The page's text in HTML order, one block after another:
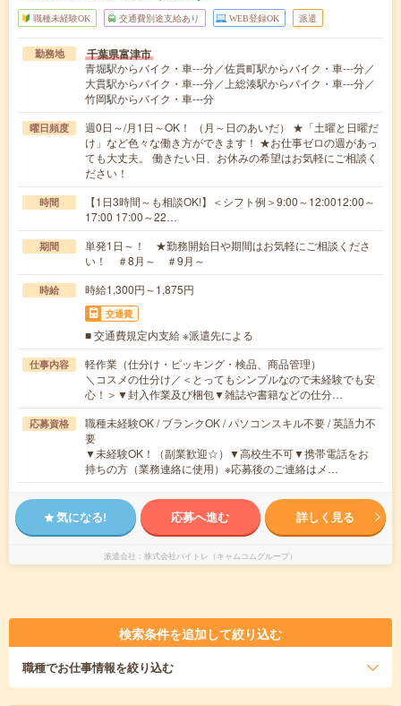
職種未経験OK 交通費別途支給あり WEB登録OK 派遣
勤務地 千葉県富津市
青堀駅からバイク・車---分／佐貫町駅からバイク・車---分／
大貫駅からバイク・車---分／上総湊駅からバイク・車---分／
竹岡駅からバイク・車---分
曜日頻度
週0日～/月1日～OK！ （月～日のあいだ） ★「土曜と日曜だ
け」など色々な働き方ができます！ ★お仕事ゼロの週があっ
ても大丈夫。 働きたい日、お休みの希望はお気軽にご相談く
ださい！
時間
【1日3時間～も相談OK!】＜シフト例＞9:00～12:0012:00～
17:00 17:00～22…
期間
単発1日～！ ★勤務開始日や期間はお気軽にご相談くださ
い！ ＃8月～ ＃9月～
時給 時給1,300円～1,875円
交通費
■ 交通費規定内支給 ※派遣先による
仕事内容
軽作業（仕分け・ピッキング・検品、商品管理）
＼コスメの仕分け／＜とってもシンプルなので未経験でも安
心！＞▼封入作業及び梱包▼雑誌や書籍などの仕分…
応募資格
職種未経験OK / ブランクOK / パソコンスキル不要 / 英語力不
要
▼未経験OK！（副業歓迎☆）▼高校生不可▼携帯電話をお
持ちの方（業務連絡に使用）※応募後のご連絡はメ…
気になる! 応募へ進む 詳しく見る
派遣会社 株式会社バイトレ（キャムコムグループ）
検索条件を追加して絞り込む
職種でお仕事情報を絞り込む